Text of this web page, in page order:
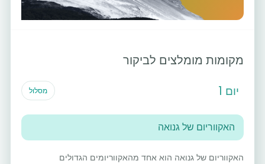
מקומות מומלצים לביקור
יום 1 מסלול
האקווריום של גנואה
האקווריום של גנואה הוא אחד מהאקווריומים הגדולים